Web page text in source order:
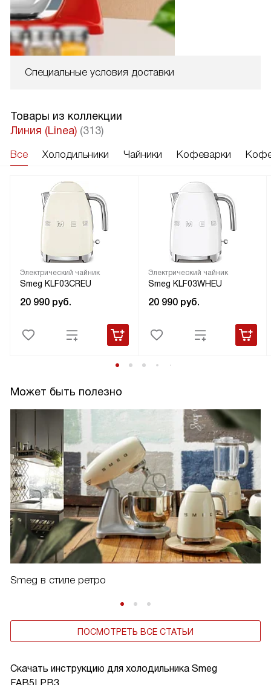
Скачать инструкцию для холодильника Smeg
Специальные условия доставки
Товары из коллекции
Линия (Linea) (313)
Все Холодильники Чайники Кофеварки
Электрический чайник
Smeg KLF03CREU
20 990 руб.
Электрический чайник
Smeg KLF03WHEU
20 990 руб.
Может быть полезно
Smeg в стиле ретро
ПОСМОТРЕТЬ ВСЕ СТАТЬИ